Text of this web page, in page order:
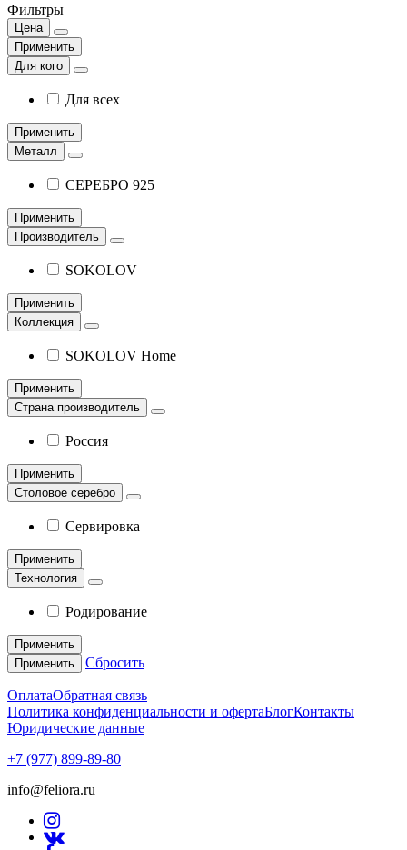
Фильтры
Цена
Применить
Для кого
Для всех
Применить
Металл
СЕРЕБРО 925
Применить
Производитель
SOKOLOV
Применить
Коллекция
SOKOLOV Home
Применить
Страна производитель
Россия
Применить
Столовое серебро
Сервировка
Применить
Технология
Родирование
Применить
Применить
Сбросить
ОплатаОбратная связь
Политика конфиденциальности и офертаБлогКонтакты
Юридические данные
+7 (977) 899-89-80
info@feliora.ru